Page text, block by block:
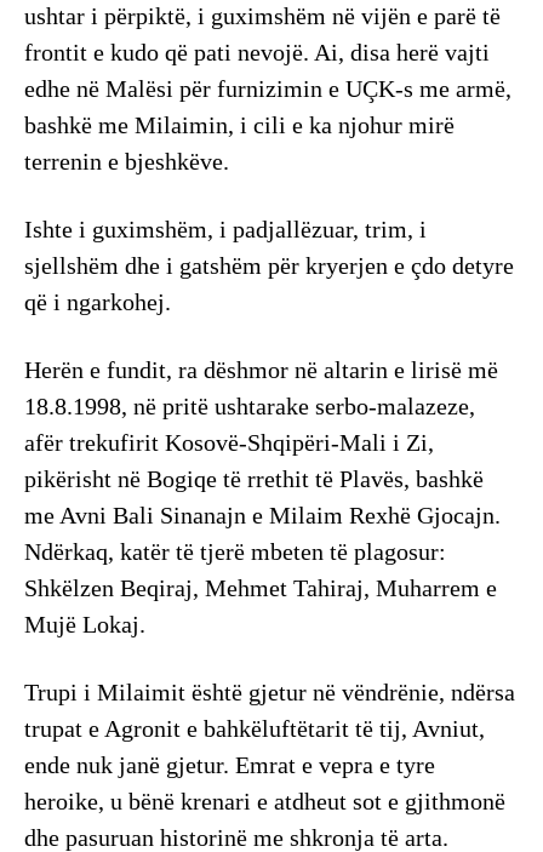
ushtar i përpiktë, i guximshëm në vijën e parë të
frontit e kudo që pati nevojë. Ai, disa herë vajti
edhe në Malësi për furnizimin e UÇK-s me armë,
bashkë me Milaimin, i cili e ka njohur mirë
terrenin e bjeshkëve.
Ishte i guximshëm, i padjallëzuar, trim, i
sjellshëm dhe i gatshëm për kryerjen e çdo detyre
që i ngarkohej.
Herën e fundit, ra dëshmor në altarin e lirisë më
18.8.1998, në pritë ushtarake serbo-malazeze,
afër trekufirit Kosovë-Shqipëri-Mali i Zi,
pikërisht në Bogiqe të rrethit të Plavës, bashkë
me Avni Bali Sinanajn e Milaim Rexhë Gjocajn.
Ndërkaq, katër të tjerë mbeten të plagosur:
Shkëlzen Beqiraj, Mehmet Tahiraj, Muharrem e
Mujë Lokaj.
Trupi i Milaimit është gjetur në vëndrënie, ndërsa
trupat e Agronit e bahkëluftëtarit të tij, Avniut,
ende nuk janë gjetur. Emrat e vepra e tyre
heroike, u bënë krenari e atdheut sot e gjithmonë
dhe pasuruan historinë me shkronja të arta.